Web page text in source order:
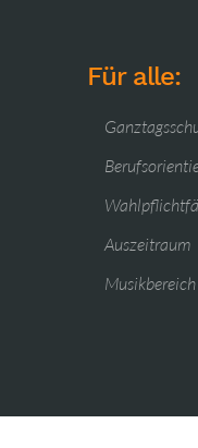
Für alle:
Auszeitraum
Musikbereich